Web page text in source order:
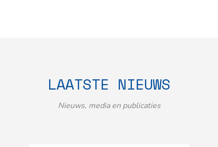
LAATSTE NIEUWS
Nieuws, media en publicaties